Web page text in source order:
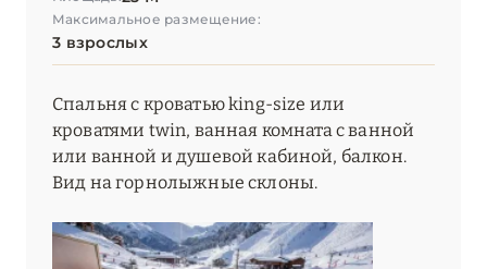
Le Lana
Le Lodge Park
Le Palace de Menthon
Le Saint Roch
Le Strato
Максимальное размещение:
3 взрослых
Спальня с кроватью king-size или
кроватями twin, ванная комната с ванной
или ванной и душевой кабиной, балкон.
Вид на горнолыжные склоны.